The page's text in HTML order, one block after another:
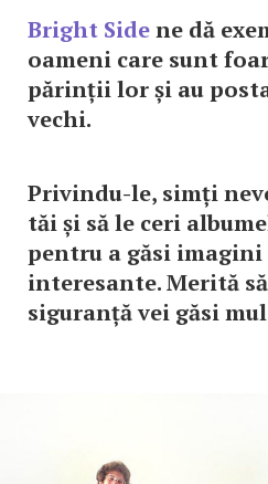
Bright Sidene dă
oameni care sunt
părinții lor și au
vechi.
Privindu-le, simți
tăi și să le ceri
pentru a găsi imagini
interesante. Merită
siguranță vei găsi